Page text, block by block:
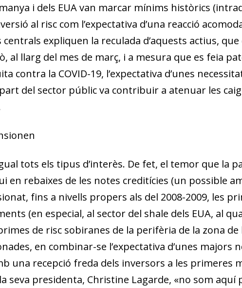
i dels EUA van marcar mínims històrics
al risc com l’expectativa d’una reacció
expliquen la reculada d’aquests actius, que
al llarg del mes de març, i a mesura que es feia
contra la COVID-19, l’expectativa d’unes
del sector públic va contribuir a atenuar les
tots els tipus d’interès. De fet, el temor que la
en rebaixes de les notes creditícies (un possible
fins a nivells propers als del 2008-2009, les
(en especial, al sector del shale dels EUA, al
de risc sobiranes de la perifèria de la zona de
en combinar-se l’expectativa d’unes majors
una recepció freda dels inversors a les primeres
seva presidenta, Christine Lagarde, «no som aquí